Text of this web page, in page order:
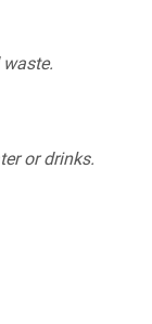
or drinks.